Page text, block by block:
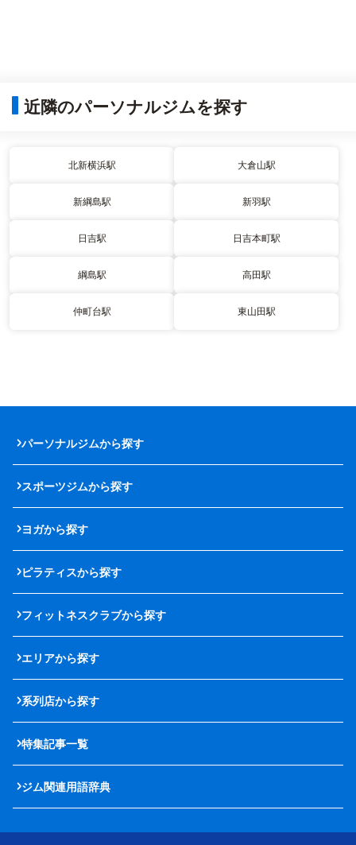
近隣のパーソナルジムを探す
北新横浜駅 大倉山駅
新綱島駅 新羽駅
日吉駅 日吉本町駅
綱島駅 高田駅
仲町台駅 東山田駅
パーソナルジムから探す
スポーツジムから探す
ヨガから探す
ピラティスから探す
フィットネスクラブから探す
エリアから探す
系列店から探す
特集記事一覧
ジム関連用語辞典